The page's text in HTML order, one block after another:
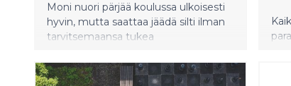
Moni nuori pärjää koulussa ulkoisesti
hyvin, mutta saattaa jäädä silti ilman
tarvitsemaansa tukea
tutkimuksessa nuoret aikuiset
kertovat kouluaikaisista